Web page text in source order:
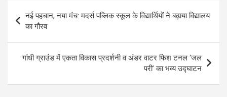
Post
navigation
नई पहचान, नया मंच: मदर्स पब्लिक स्कूल के विद्यार्थियों ने बढ़ाया विद्यालय
का गौरव
गांधी ग्राउंड में एकता विकास प्रदर्शनी व अंडर वाटर फिश टनल ‘जल
परी’ का भव्य उद्घाटन